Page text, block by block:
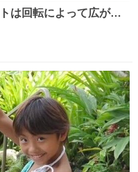
は回転によって広がる
がらずに回転が可能な